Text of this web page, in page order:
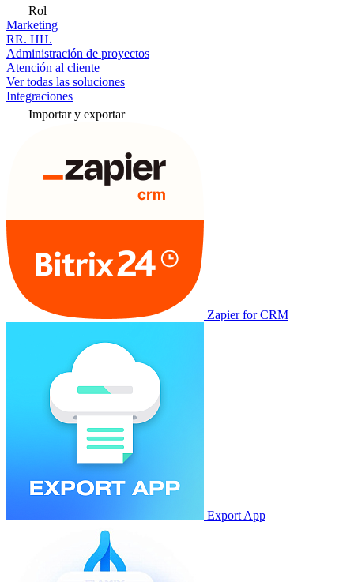
Rol
Marketing
RR. HH.
Administración de proyectos
Atención al cliente
Ver todas las soluciones
Integraciones
Importar y exportar
Zapier for CRM
Export App